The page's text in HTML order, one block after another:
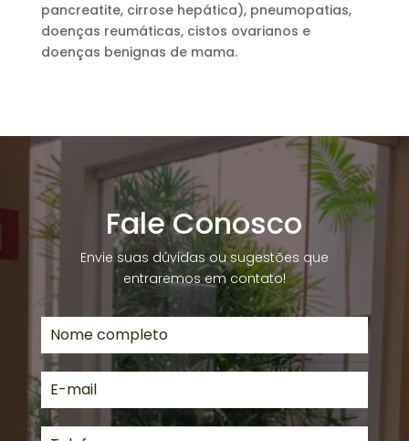
pancreatite, cirrose hepática), pneumopatias,
doenças reumáticas, cistos ovarianos e
doenças benignas de mama.
Fale Conosco
Envie suas dúvidas ou sugestões que
entraremos em contato!